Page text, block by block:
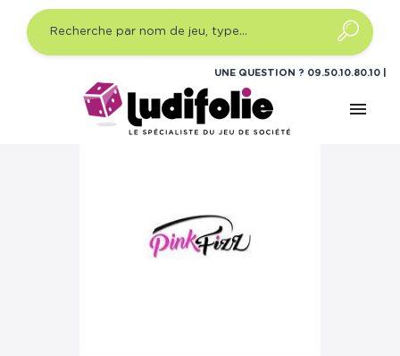
UNE QUESTION ? 09.50.10.80.10
menu